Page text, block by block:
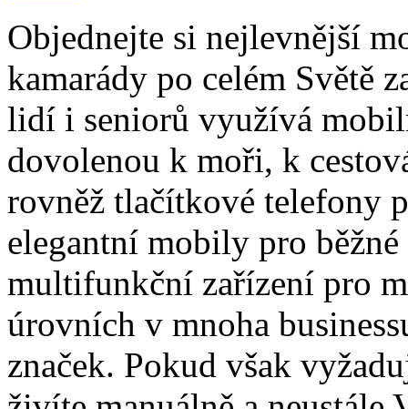
Objednejte si nejlevnější
kamarády po celém Světě
lidí i seniorů využívá
dovolenou k moři, k
rovněž tlačítkové telefony
elegantní mobily pro
multifunkční zařízení pro
úrovních v mnoha
značek. Pokud však